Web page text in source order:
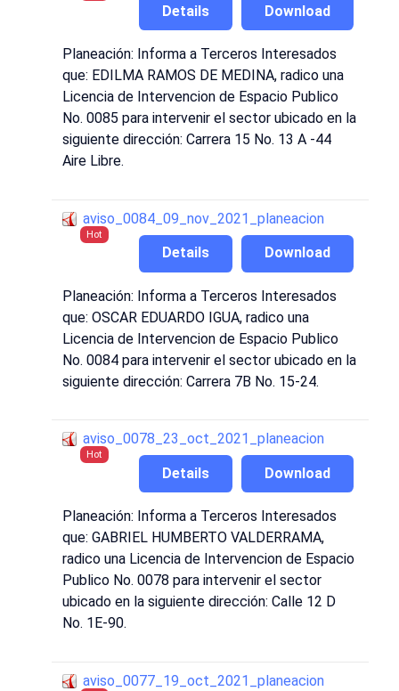
Download
Details
Planeación: Informa a Terceros Interesados
que: EDILMA RAMOS DE MEDINA, radico una
Licencia de Intervencion de Espacio Publico
No. 0085 para intervenir el sector ubicado en la
siguiente dirección: Carrera 15 No. 13 A -44
Aire Libre.
aviso_0084_09_nov_2021_planeacion
Hot
Download
Details
Planeación: Informa a Terceros Interesados
que: OSCAR EDUARDO IGUA, radico una
Licencia de Intervencion de Espacio Publico
No. 0084 para intervenir el sector ubicado en la
siguiente dirección: Carrera 7B No. 15-24.
aviso_0078_23_oct_2021_planeacion
Hot
Download
Details
Planeación: Informa a Terceros Interesados
que: GABRIEL HUMBERTO VALDERRAMA,
radico una Licencia de Intervencion de Espacio
Publico No. 0078 para intervenir el sector
ubicado en la siguiente dirección: Calle 12 D
No. 1E-90.
aviso_0077_19_oct_2021_planeacion